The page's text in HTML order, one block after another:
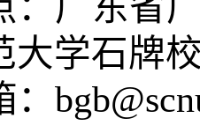
大学石牌
：